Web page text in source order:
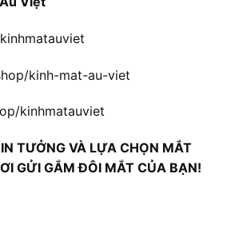
kinh-mat-au-viet
kinhmatauviet
TƯỞNG VÀ LỰA CHỌN MẮT
GỬI GẮM ĐÔI MẮT CỦA BẠN!